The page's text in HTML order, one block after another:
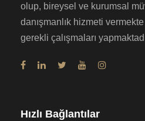
olup, bireysel ve kurumsal
danışmanlık hizmeti
gerekli çalışmaları
Hızlı Bağlantılar